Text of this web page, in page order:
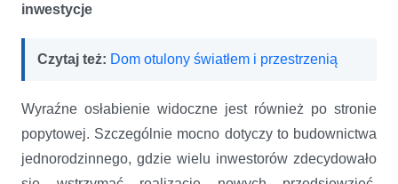
inwestycje
Czytaj też: Dom otulony światłem i przestrzenią
Wyraźne osłabienie widoczne jest również po stronie
popytowej. Szczególnie mocno dotyczy to budownictwa
jednorodzinnego, gdzie wielu inwestorów zdecydowało